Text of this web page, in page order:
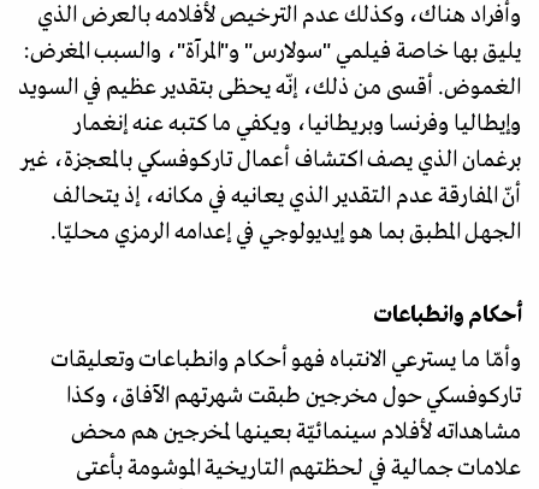
وأفراد هناك، وكذلك عدم الترخيص لأفلامه بالعرض الذي
يليق بها خاصة فيلمي "سولارس" و"المرآة"، والسبب المغرض:
الغموض. أقسى من ذلك، إنّه يحظى بتقدير عظيم في السويد
وإيطاليا وفرنسا وبريطانيا، ويكفي ما كتبه عنه إنغمار
برغمان الذي يصف اكتشاف أعمال تاركوفسكي بالمعجزة، غير
أنّ المفارقة عدم التقدير الذي يعانيه في مكانه، إذ يتحالف
الجهل المطبق بما هو إيديولوجي في إعدامه الرمزي محليّا.
أحكام وانطباعات
وأمّا ما يسترعي الانتباه فهو أحكام وانطباعات وتعليقات
تاركوفسكي حول مخرجين طبقت شهرتهم الآفاق، وكذا
مشاهداته لأفلام سينمائيّة بعينها لمخرجين هم محض
علامات جمالية في لحظتهم التاريخية الموشومة بأعتى